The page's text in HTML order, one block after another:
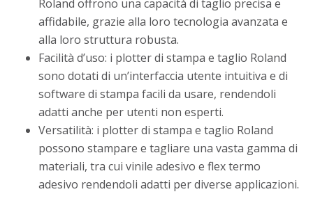
Roland offrono una capacità di taglio precisa e
affidabile, grazie alla loro tecnologia avanzata e
alla loro struttura robusta.
Facilità d’uso: i plotter di stampa e taglio Roland
sono dotati di un’interfaccia utente intuitiva e di
software di stampa facili da usare, rendendoli
adatti anche per utenti non esperti.
Versatilità: i plotter di stampa e taglio Roland
possono stampare e tagliare una vasta gamma di
materiali, tra cui vinile adesivo e flex termo
adesivo rendendoli adatti per diverse applicazioni.